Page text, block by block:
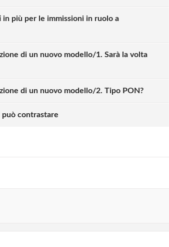
in più per le immissioni in ruolo a
di un nuovo modello/1. Sarà la volta
di un nuovo modello/2. Tipo PON?
può contrastare
commentare!